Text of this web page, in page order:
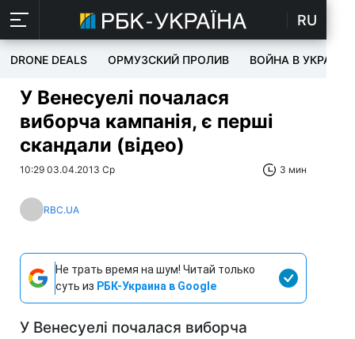
RU
DRONE DEALS ОРМУЗСКИЙ ПРОЛИВ ВОЙНА В УКРАИНЕ
У Венесуелі почалася
виборча кампанія, є перші
скандали (відео)
10:29 03.04.2013 Ср 3 мин
RBC.UA
Не трать время на шум! Читай только
суть из РБК-Украина в Google
У Венесуелі почалася виборча